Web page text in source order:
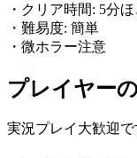
・クリア時間: 5分
・難易度: 簡単
・微ホラー注意
プレイヤー
実況プレイ大歓迎で